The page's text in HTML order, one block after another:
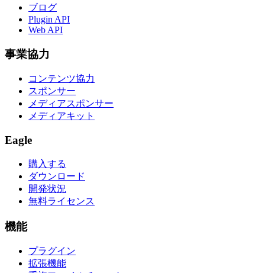
ブログ
Plugin API
Web API
事業協力
コンテンツ協力
スポンサー
メディアスポンサー
メディアキット
Eagle
購入する
ダウンロード
開発状況
無料ライセンス
機能
プラグイン
拡張機能